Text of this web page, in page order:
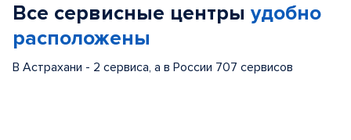
Все сервисные центры удобно
расположены
В Астрахани - 2 сервиса, а в России 707 сервисов